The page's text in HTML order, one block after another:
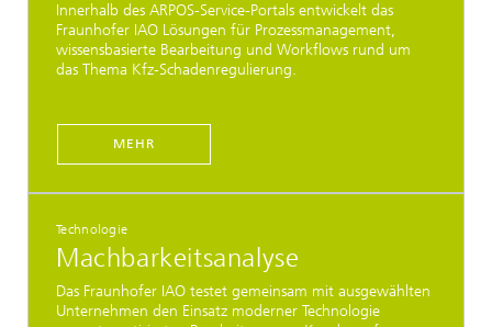
Innerhalb des ARPOS-Service-Portals entwickelt das
Fraunhofer IAO Lösungen für Prozessmanagement,
wissensbasierte Bearbeitung und Workflows rund um
das Thema Kfz-Schadenregulierung.
MEHR
Technologie
Machbarkeitsanalyse
Das Fraunhofer IAO testet gemeinsam mit ausgewählten
Unternehmen den Einsatz moderner Technologie